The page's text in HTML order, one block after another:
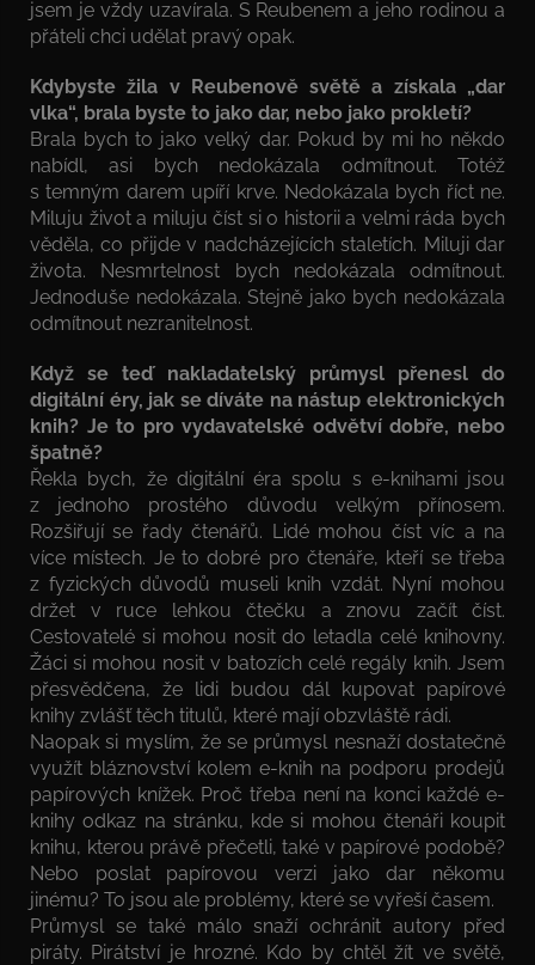
jsem je vždy uzavírala. S Reubenem a jeho rodinou a
přáteli chci udělat pravý opak.
Kdybyste žila v Reubenově světě a získala „dar
vlka“, brala byste to jako dar, nebo jako prokletí?
Brala bych to jako velký dar. Pokud by mi ho někdo
nabídl, asi bych nedokázala odmítnout. Totéž
s temným darem upíří krve. Nedokázala bych říct ne.
Miluju život a miluju číst si o historii a velmi ráda bych
věděla, co přijde v nadcházejících staletích. Miluji dar
života. Nesmrtelnost bych nedokázala odmítnout.
Jednoduše nedokázala. Stejně jako bych nedokázala
odmítnout nezranitelnost.
Když se teď nakladatelský průmysl přenesl do
digitální éry, jak se díváte na nástup elektronických
knih? Je to pro vydavatelské odvětví dobře, nebo
špatně?
Řekla bych, že digitální éra spolu s e-knihami jsou
z jednoho prostého důvodu velkým přínosem.
Rozšiřují se řady čtenářů. Lidé mohou číst víc a na
více místech. Je to dobré pro čtenáře, kteří se třeba
z fyzických důvodů museli knih vzdát. Nyní mohou
držet v ruce lehkou čtečku a znovu začít číst.
Cestovatelé si mohou nosit do letadla celé knihovny.
Žáci si mohou nosit v batozích celé regály knih. Jsem
přesvědčena, že lidi budou dál kupovat papírové
knihy zvlášť těch titulů, které mají obzvláště rádi.
Naopak si myslím, že se průmysl nesnaží dostatečně
využít bláznovství kolem e-knih na podporu prodejů
papírových knížek. Proč třeba není na konci každé e-
knihy odkaz na stránku, kde si mohou čtenáři koupit
knihu, kterou právě přečetli, také v papírové podobě?
Nebo poslat papírovou verzi jako dar někomu
jinému? To jsou ale problémy, které se vyřeší časem.
Průmysl se také málo snaží ochránit autory před
piráty. Pirátství je hrozné. Kdo by chtěl žít ve světě,